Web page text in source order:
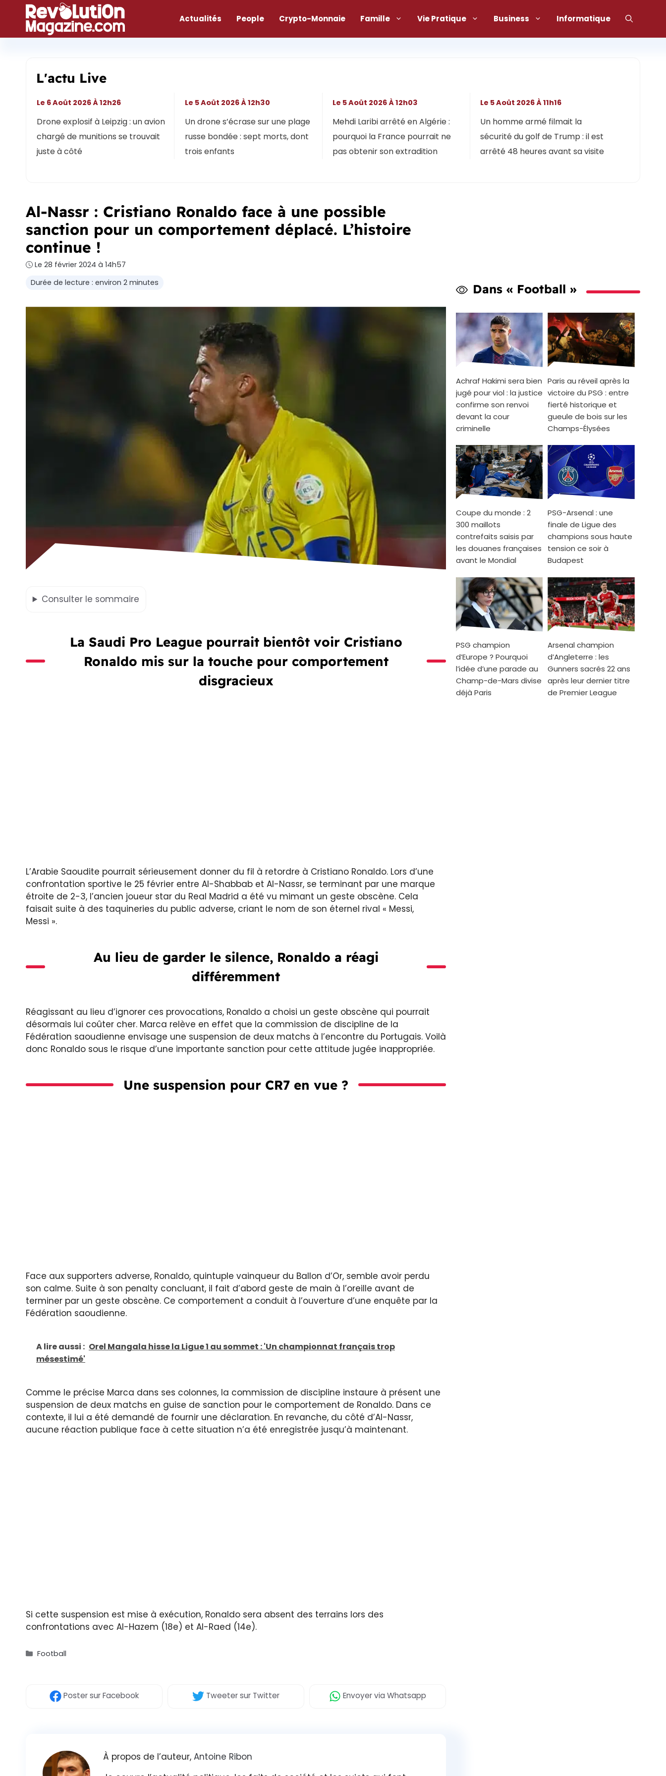
contenu
Actualités People Crypto-Monnaie Famille Vie Pratique Business Informatique
L'actu Live
Drone explosif à Leipzig : un avion
chargé de munitions se trouvait
juste à côté
Le 6 Août 2026 À 12h26
Un drone s’écrase sur une plage
russe bondée : sept morts, dont
trois enfants
Le 5 Août 2026 À 12h30
Mehdi Laribi arrêté en Algérie :
pourquoi la France pourrait ne
pas obtenir son extradition
Le 5 Août 2026 À 12h03
Un homme armé filmait la
sécurité du golf de Trump : il est
arrêté 48 heures avant sa visite
Le 5 Août 2026 À 11h16
Al-Nassr : Cristiano Ronaldo face à une possible
sanction pour un comportement déplacé. L’histoire
continue !
Le 28 février 2024 à 14h57
Durée de lecture : environ 2 minutes
Consulter le sommaire
La Saudi Pro League pourrait bientôt voir Cristiano
Ronaldo mis sur la touche pour comportement
disgracieux
L’Arabie Saoudite pourrait sérieusement donner du fil à retordre à Cristiano Ronaldo. Lors d’une
confrontation sportive le 25 février entre Al-Shabbab et Al-Nassr, se terminant par une marque
étroite de 2-3, l’ancien joueur star du Real Madrid a été vu mimant un geste obscène. Cela
faisait suite à des taquineries du public adverse, criant le nom de son éternel rival « Messi,
Messi ».
Au lieu de garder le silence, Ronaldo a réagi
différemment
Réagissant au lieu d’ignorer ces provocations, Ronaldo a choisi un geste obscène qui pourrait
désormais lui coûter cher. Marca relève en effet que la commission de discipline de la
Fédération saoudienne envisage une suspension de deux matchs à l’encontre du Portugais. Voilà
donc Ronaldo sous le risque d’une importante sanction pour cette attitude jugée inappropriée.
Une suspension pour CR7 en vue ?
Face aux supporters adverse, Ronaldo, quintuple vainqueur du Ballon d’Or, semble avoir perdu
son calme. Suite à son penalty concluant, il fait d’abord geste de main à l’oreille avant de
terminer par un geste obscène. Ce comportement a conduit à l’ouverture d’une enquête par la
Fédération saoudienne.
A lire aussi : Orel Mangala hisse la Ligue 1 au sommet : 'Un championnat français trop
mésestimé'
Comme le précise Marca dans ses colonnes, la commission de discipline instaure à présent une
suspension de deux matchs en guise de sanction pour le comportement de Ronaldo. Dans ce
contexte, il lui a été demandé de fournir une déclaration. En revanche, du côté d’Al-Nassr,
aucune réaction publique face à cette situation n’a été enregistrée jusqu’à maintenant.
Si cette suspension est mise à exécution, Ronaldo sera absent des terrains lors des
confrontations avec Al-Hazem (18e) et Al-Raed (14e).
Catégories
Football
Postersur Facebook Tweetersur Twitter Envoyervia Whatsapp
À propos de l’auteur, Antoine Ribon
Dans « Football »
Achraf Hakimi sera bien
jugé pour viol : la justice
confirme son renvoi
devant la cour
criminelle
Paris au réveil après la
victoire du PSG : entre
fierté historique et
gueule de bois sur les
Champs-Élysées
Coupe du monde : 2
300 maillots
contrefaits saisis par
les douanes françaises
avant le Mondial
PSG-Arsenal : une
finale de Ligue des
champions sous haute
tension ce soir à
Budapest
PSG champion
d’Europe ? Pourquoi
l’idée d’une parade au
Champ-de-Mars divise
déjà Paris
Arsenal champion
d’Angleterre : les
Gunners sacrés 22 ans
après leur dernier titre
de Premier League